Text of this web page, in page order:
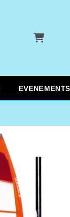
Panier
EVENEMENTS